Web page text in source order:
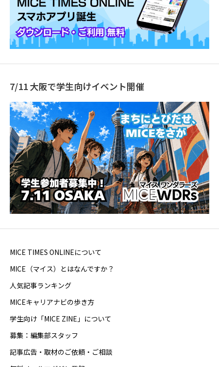
7/11 大阪で学生向けイベント開催
MICE TIMES ONLINEについて
MICE（マイス）とはなんですか？
人気記事ランキング
MICEキャリアナビの歩き方
学生向け「MICE ZINE」について
募集：編集部スタッフ
記事広告・取材のご依頼・ご相談